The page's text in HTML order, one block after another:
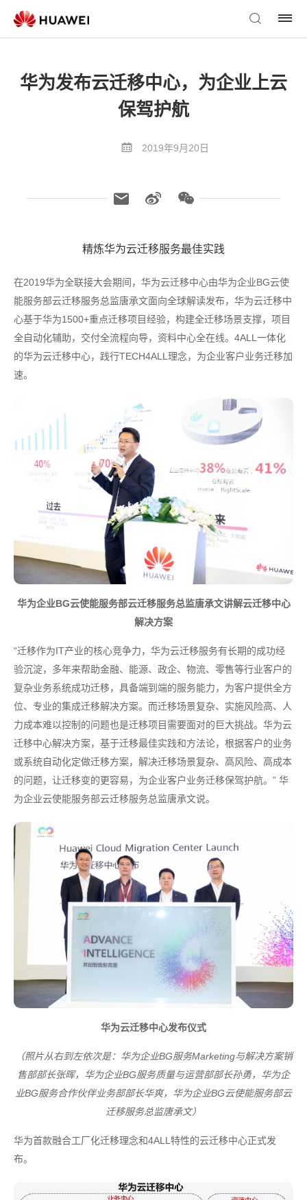
华为发布云迁移中心，为企业上云
保驾护航
2019年9月20日
精炼华为云迁移服务最佳实践
在2019华为全联接大会期间，华为云迁移中心由华为企业BG云使
能服务部云迁移服务总监唐承文面向全球解读发布，华为云迁移中
心基于华为1500+重点迁移项目经验，构建全迁移场景支撑，项目
全自动化辅助，交付全流程向导，资料中心全在线。4ALL一体化
的华为云迁移中心，践行TECH4ALL理念，为企业客户业务迁移加
速。
华为企业BG云使能服务部云迁移服务总监唐承文讲解云迁移中心
解决方案
“迁移作为IT产业的核心竞争力，华为云迁移服务有长期的成功经
验沉淀，多年来帮助金融、能源、政企、物流、零售等行业客户的
复杂业务系统成功迁移，具备端到端的服务能力，为客户提供全方
位、专业的集成迁移解决方案。而迁移场景复杂、实施风险高、人
力成本难以控制的问题也是迁移项目需要面对的巨大挑战。华为云
迁移中心解决方案，基于迁移最佳实践和方法论，根据客户的业务
或系统自动化定做迁移方案，解决迁移场景复杂、高风险、高成本
的问题，让迁移变的更容易，为企业客户业务迁移保驾护航。” 华
为企业云使能服务部云迁移服务总监唐承文说。
华为云迁移中心发布仪式
（照片从右到左依次是：华为企业BG服务Marketing与解决方案销
售部部长张晖，华为企业BG服务质量与运营部部长孙勇，华为企
业BG服务合作伙伴业务部部长华爽，华为企业BG云使能服务部云
迁移服务总监唐承文）
华为首款融合工厂化迁移理念和4ALL特性的云迁移中心正式发
布。